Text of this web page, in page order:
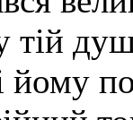
йому